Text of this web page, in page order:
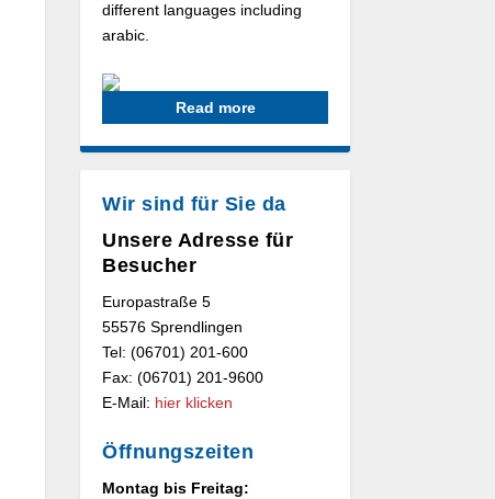
different languages including
arabic.
Read more
Wir sind für Sie da
Unsere Adresse für
Besucher
Europastraße 5
55576 Sprendlingen
Tel: (06701) 201-600
Fax: (06701) 201-9600
E-Mail: hier klicken
Öffnungszeiten
Montag bis Freitag: